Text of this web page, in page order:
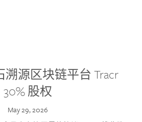
溯源区块链平台 Tracr
30% 股权
May 29, 2026